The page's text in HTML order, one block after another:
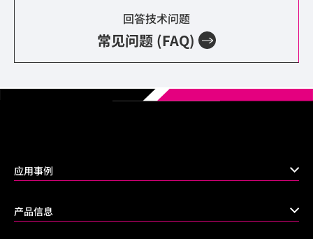
回答技术问题
常见问题 (FAQ)
应用事例
产品信息